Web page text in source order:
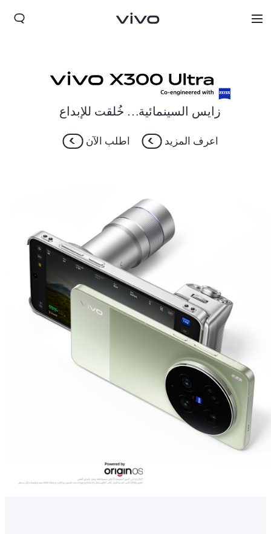
Saudi Arabia (AR) | حدد البلد/المنطقة
زايس السينمائية… خُلقت للإبداع
اعرف المزيد اطلب الآن